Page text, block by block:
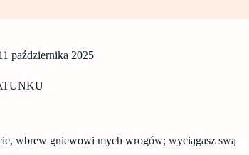
października 2025
wbrew gniewowi mych wrogów; wyciągasz swą